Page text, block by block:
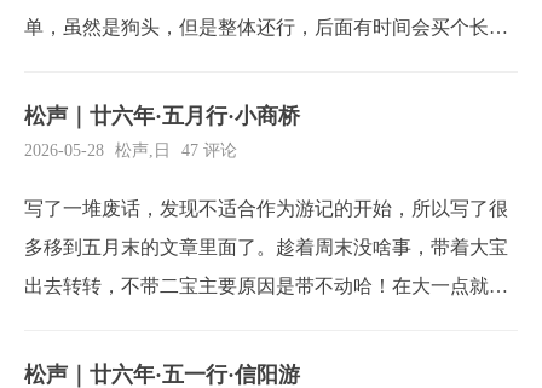
单，虽然是狗头，但是整体还行，后面有时间会买个长焦
松声｜廿六年·五月行·小商桥
2026-05-28 松声, 日 47 评论
写了一堆废话，发现不适合作为游记的开始，所以写了很
多移到五月末的文章里面了。趁着周末没啥事，带着大宝
出去转转，不带二宝主要原因是带不动哈！在大一点就好
也是麻了。下午过来本打算随便逛逛，没想到在这个小景
松声｜廿六年·五一行·信阳游